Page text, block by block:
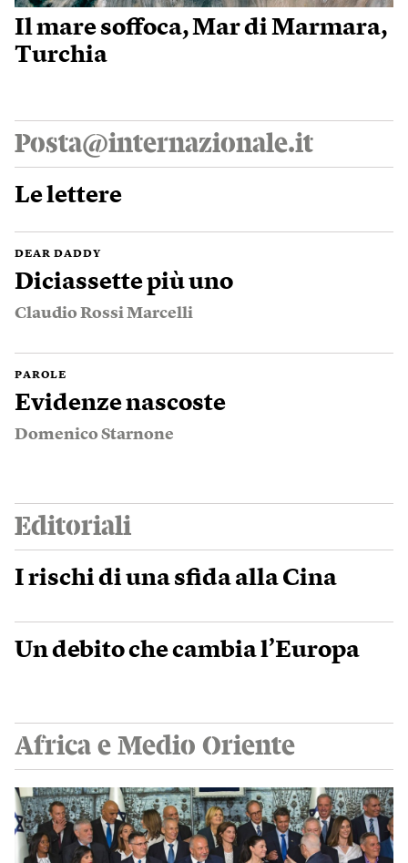
Il mare soffoca, Mar di Marmara,
Turchia
Posta@internazionale.it
Le lettere
DEAR DADDY
Diciassette più uno
Claudio Rossi Marcelli
PAROLE
Evidenze nascoste
Domenico Starnone
Editoriali
I rischi di una sfida alla Cina
Un debito che cambia l’Europa
Africa e Medio Oriente